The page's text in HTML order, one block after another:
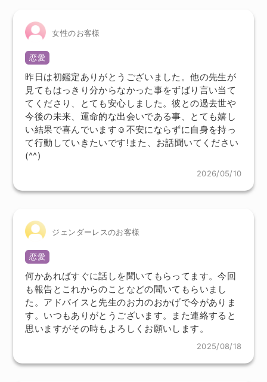
女性のお客様
恋愛
昨日は初鑑定ありがとうございました。他の先生が
見てもはっきり分からなかった事をずばり言い当て
てくださり、とても安心しました。彼との過去世や
今後の未来、運命的な出会いである事、とても嬉し
い結果で喜んでいます☺️不安にならずに自身を持っ
て行動していきたいです!また、お話聞いてください
(^^)
2026/05/10
ジェンダーレスのお客様
恋愛
何かあればすぐに話しを聞いてもらってます。今回
も報告とこれからのことなどの聞いてもらいまし
た。アドバイスと先生のお力のおかげで今がありま
す。いつもありがとうございます。また連絡すると
思いますがその時もよろしくお願いします。
2025/08/18